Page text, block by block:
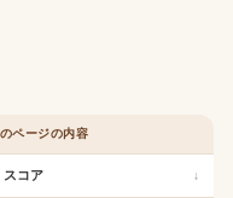
ページの内容
スコア ↓